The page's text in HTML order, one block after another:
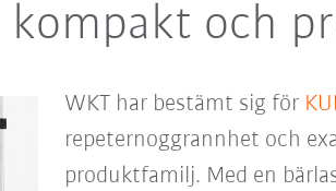
kompakt och
WKT har bestämt sig för
repeternoggrannhet och
produktfamilj. Med en